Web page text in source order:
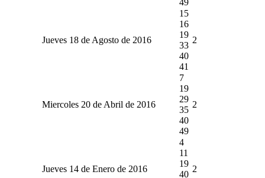
Jueves 18 de Agosto de 2016
15
16
19
33
40
41
2
Miercoles 20 de Abril de 2016
7
19
29
35
40
49
2
Jueves 14 de Enero de 2016
4
11
19
40
2